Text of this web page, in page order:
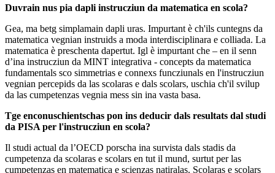
Duvrain nus pia dapli instrucziun da matematica en scola?
Gea, ma betg simplamain dapli uras. Impurtant è ch'ils cuntegns da
matematica vegnian instruids a moda interdisciplinara e colliada. La
matematica è preschenta dapertut. Igl è impurtant che – en il senn
d’ina instrucziun da MINT integrativa - concepts da matematica
fundamentals sco simmetrias e connexs funcziunals en l'instrucziun
vegnian percepids da las scolaras e dals scolars, uschia ch'il svilup
da las cumpetenzas vegnia mess sin ina vasta basa.
Tge enconuschientschas pon ins deducir dals resultats dal studi
da PISA per l'instrucziun en scola?
Il studi actual da l’OECD porscha ina survista dals stadis da
cumpetenza da scolaras e scolars en tut il mund, surtut per las
cumpetenzas en matematica e scienzas natiralas. Scolaras e scolars